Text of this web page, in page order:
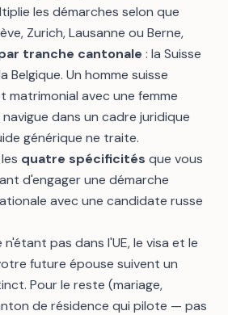
les démarches selon que
Zurich, Lausanne ou Berne,
tranche cantonale : la Suisse
Belgique. Un homme suisse
matrimonial avec une femme
dans un cadre juridique
générique ne traite.
quatre spécificités que vous
d'engager une démarche
avec une candidate russe
n'étant pas dans l'UE, le visa et le
future épouse suivent un
Pour le reste (mariage,
de résidence qui pilote — pas